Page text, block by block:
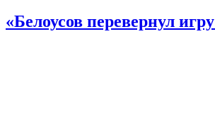
«Белоусов перевернул